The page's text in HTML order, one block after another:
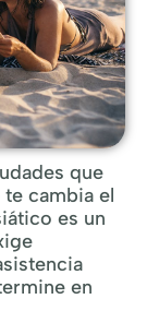
que
cambia el
es un
en